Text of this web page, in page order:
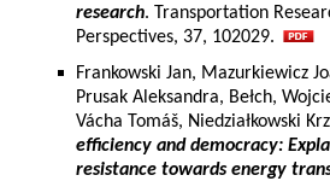
research. Transportation
Perspectives, 37, 102029.
Frankowski Jan, Mazurkiewicz
Prusak Aleksandra, Bełch,
Vácha Tomáš, Niedziałkowski
efficiency and democracy:
resistance towards energy